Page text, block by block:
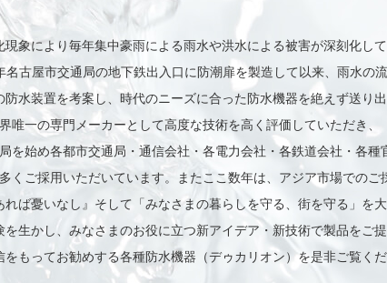
現象により毎年集中豪雨による雨水や洪水による被害が深刻化し
名古屋市交通局の地下鉄出入口に防潮扉を製造して以来、雨水の
防水装置を考案し、時代のニーズに合った防水機器を絶えず送り
唯一の専門メーカーとして高度な技術を高く評価していただき、
を始め各都市交通局・通信会社・各電力会社・各鉄道会社・各種
くご採用いただいています。またここ数年は、アジア市場でのご
れば憂いなし』そして「みなさまの暮らしを守る、街を守る」を
を生かし、みなさまのお役に立つ新アイデア・新技術で製品をご
をもってお勧めする各種防水機器（デゥカリオン）を是非ご覧く